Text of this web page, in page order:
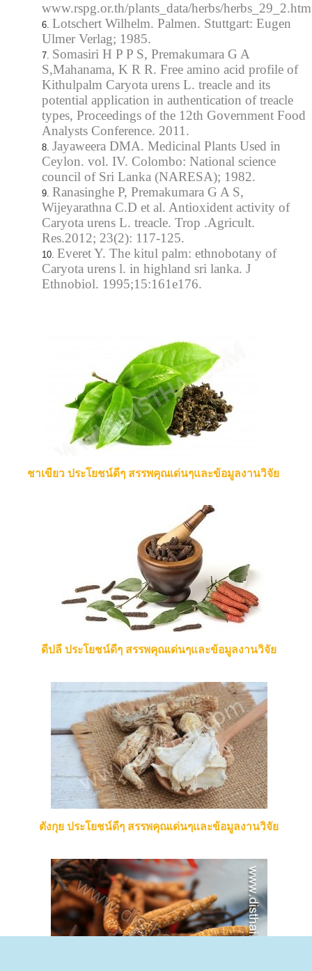
www.rspg.or.th/plants_data/herbs/
Lotschert Wilhelm. Palmen. Stuttgart: Eugen
Ulmer Verlag; 1985.
Somasiri H P P S, Premakumara G A
S,Mahanama, K R R. Free amino acid profile of
Kithulpalm Caryota urens L. treacle and its
potential application in authentication of treacle
types, Proceedings of the 12th Government Food
Analysts Conference. 2011.
Jayaweera DMA. Medicinal Plants Used in
Ceylon. vol. IV. Colombo: National science
council of Sri Lanka (NARESA); 1982.
Ranasinghe P, Premakumara G A S,
Wijeyarathna C.D et al. Antioxident activity of
Caryota urens L. treacle. Trop .Agricult.
Res.2012; 23(2): 117-125.
Everet Y. The kitul palm: ethnobotany of
Caryota urens l. in highland sri lanka. J
Ethnobiol. 1995;15:161e176.
ชาเขียว ประโยชน์ดีๆ สรรพคุณเด่นๆและข้อมูลงานวิจัย
ดีปลี ประโยชน์ดีๆ สรรพคุณเด่นๆและข้อมูลงานวิจัย
ตังกุย ประโยชน์ดีๆ สรรพคุณเด่นๆและข้อมูลงานวิจัย